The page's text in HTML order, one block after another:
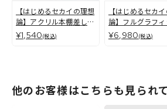
【はじめるセカイの理想
論】アクリル本棚差しプ
レート
¥1,540(税込)
【はじめるセカ
論】フルグラフィ
シャツ ヘルミリア
ァン＝ノクスロー
¥6,980(税込)
他のお客様はこちらも見られ